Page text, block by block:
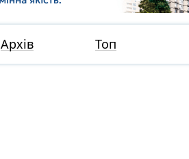
Архів Топ